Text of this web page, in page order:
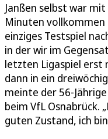
Janßen selbst war
Minuten vollkommen
einziges Testspiel
in der wir im
letzten Ligaspiel
dann in ein
meinte der 56-
beim VfL Osnabrück.
guten Zustand, ich